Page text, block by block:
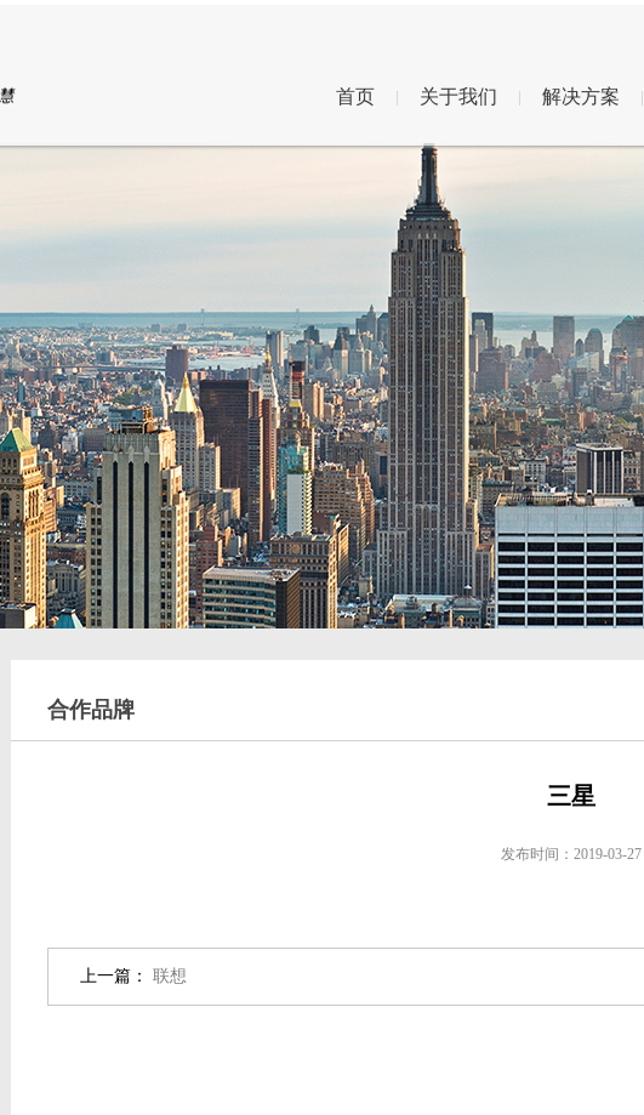
首页 关于我们 解决方案
合作品牌
三星
发布时间： 2019-03-27
上一篇： 联想